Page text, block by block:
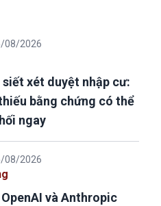
08/2026
siết xét duyệt nhập cư:
bằng chứng có thể
ngay
08/2026
và Anthropic